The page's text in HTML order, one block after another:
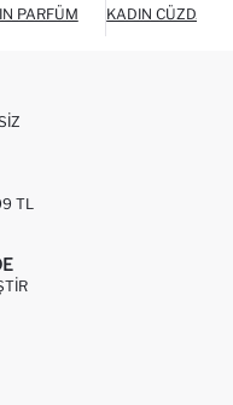
PARFÜM KADIN CÜZDAN
TL